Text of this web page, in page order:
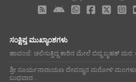
ಸಂಕ್ಷಿಪ್ತ ಮುಖ್ಯಾಂಶಗಳು
ಹಾವಂಜೆ: ಚಲಿಸುತ್ತಿದ್ದ ಕಾರಿನ ಮೇಲೆ ಬಿದ್ದ ಬೃಹತ್ ಮರ;
ಶ್ರೀ ಸೂರ್ಯನಾರಾಯಣ ದೇವಸ್ಥಾನ ಮರೋಳಿ
ಬುಧವಾರ...